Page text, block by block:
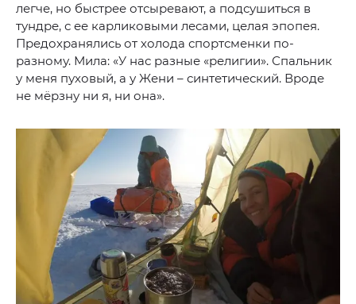
легче, но быстрее отсыревают, а подсушиться в
тундре, с ее карликовыми лесами, целая эпопея.
Предохранялись от холода спортсменки по-
разному. Мила: «У нас разные «религии». Спальник
у меня пуховый, а у Жени – синтетический. Вроде
не мёрзну ни я, ни она».